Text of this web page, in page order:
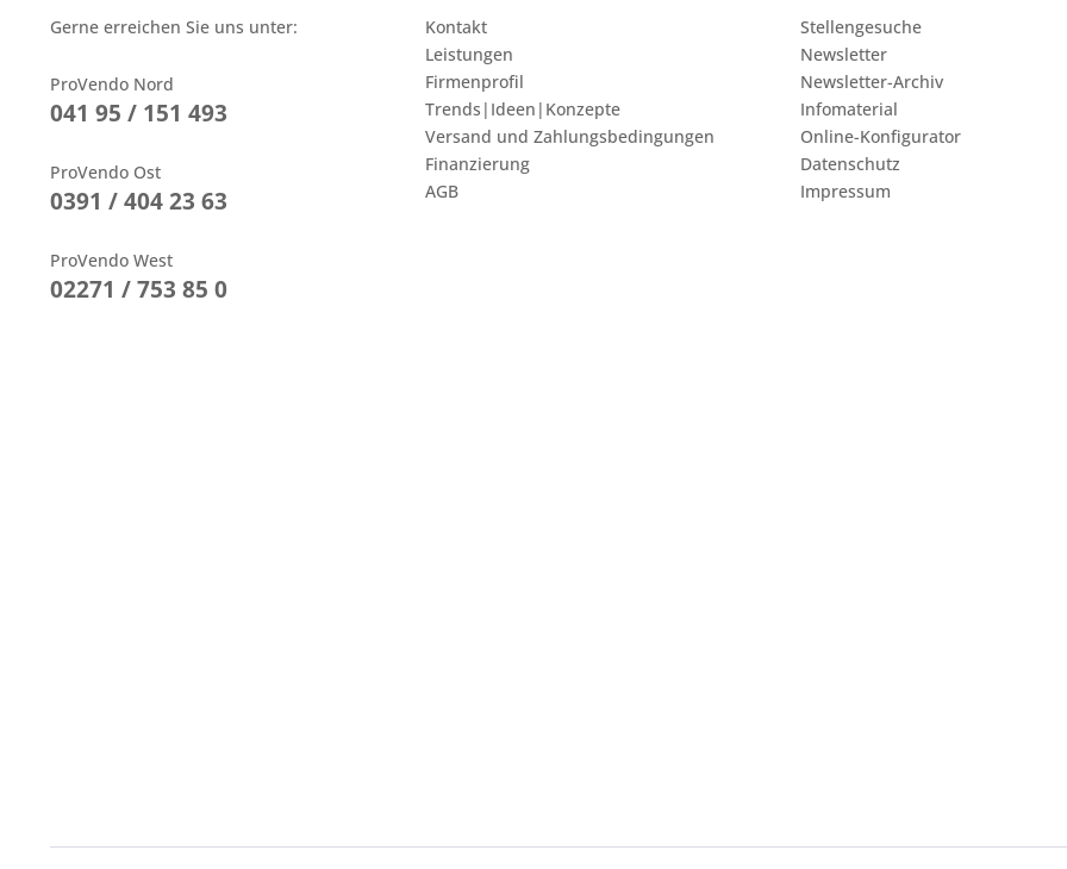
Gerne erreichen Sie uns unter:
ProVendo Nord
041 95 / 151 493
ProVendo Ost
0391 / 404 23 63
ProVendo West
02271 / 753 85 0
Kontakt
Leistungen
Firmenprofil
Trends|Ideen|Konzepte
Versand und Zahlungsbedingungen
Finanzierung
AGB
Stellengesuche
Newsletter
Newsletter-Archiv
Infomaterial
Online-Konfigurator
Datenschutz
Impressum